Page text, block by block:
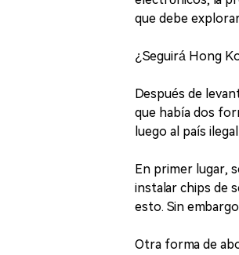
que debe
¿Seguirá Hong
Después de
que había dos
luego al país
En primer lugar,
instalar chips de
esto. Sin
Otra forma de